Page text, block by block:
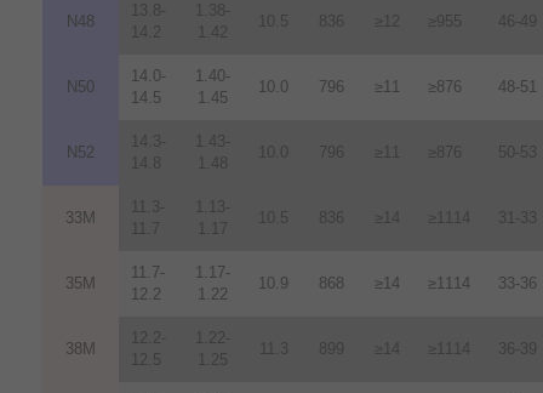
N48
13.8-
14.2
1.38-
1.42
10.5 836 ≥12 ≥955 46-49
N50
14.0-
14.5
1.40-
1.45
10.0 796 ≥11 ≥876 48-51
N52
14.3-
14.8
1.43-
1.48
10.0 796 ≥11 ≥876 50-53
33M
11.3-
11.7
1.13-
1.17
10.5 836 ≥14 ≥1114 31-33
35M
11.7-
12.2
1.17-
1.22
10.9 868 ≥14 ≥1114 33-36
38M
12.2-
12.5
1.22-
1.25
11.3 899 ≥14 ≥1114 36-39